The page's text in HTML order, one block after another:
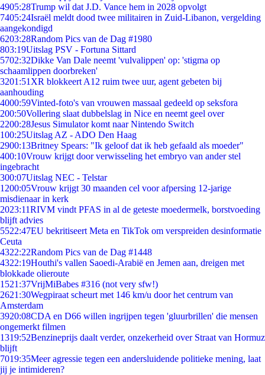
4905:28Trump wil dat J.D. Vance hem in 2028 opvolgt
7405:24Israël meldt dood twee militairen in Zuid-Libanon, vergelding
aangekondigd
6203:28Random Pics van de Dag #1980
803:19Uitslag PSV - Fortuna Sittard
5702:32Dikke Van Dale neemt 'vulvalippen' op: 'stigma op
schaamlippen doorbreken'
3201:51 XR blokkeert A12 ruim twee uur, agent gebeten bij
aanhouding
4000:59Vinted-foto's van vrouwen massaal gedeeld op seksfora
200:50Vollering slaat dubbelslag in Nice en neemt geel over
2200:28Jesus Simulator komt naar Nintendo Switch
100:25Uitslag AZ - ADO Den Haag
2900:13Britney Spears: "Ik geloof dat ik heb gefaald als moeder"
400:10Vrouw krijgt door verwisseling het embryo van ander stel
ingebracht
300:07Uitslag NEC - Telstar
1200:05Vrouw krijgt 30 maanden cel voor afpersing 12-jarige
misdienaar in kerk
2023:11RIVM vindt PFAS in al de geteste moedermelk, borstvoeding
blijft advies
5522:47EU bekritiseert Meta en TikTok om verspreiden desinformatie
Ceuta
4322:22Random Pics van de Dag #1448
4322:19Houthi's vallen Saoedi-Arabië en Jemen aan, dreigen met
blokkade olieroute
1521:37VrijMiBabes #316 (not very sfw!)
2621:30Wegpiraat scheurt met 146 km/u door het centrum van
Amsterdam
3920:08CDA en D66 willen ingrijpen tegen 'gluurbrillen' die mensen
ongemerkt filmen
1319:52Benzineprijs daalt verder, onzekerheid over Straat van Hormuz
blijft
7019:35Meer agressie tegen een andersluidende politieke mening, laat
jij je intimideren?